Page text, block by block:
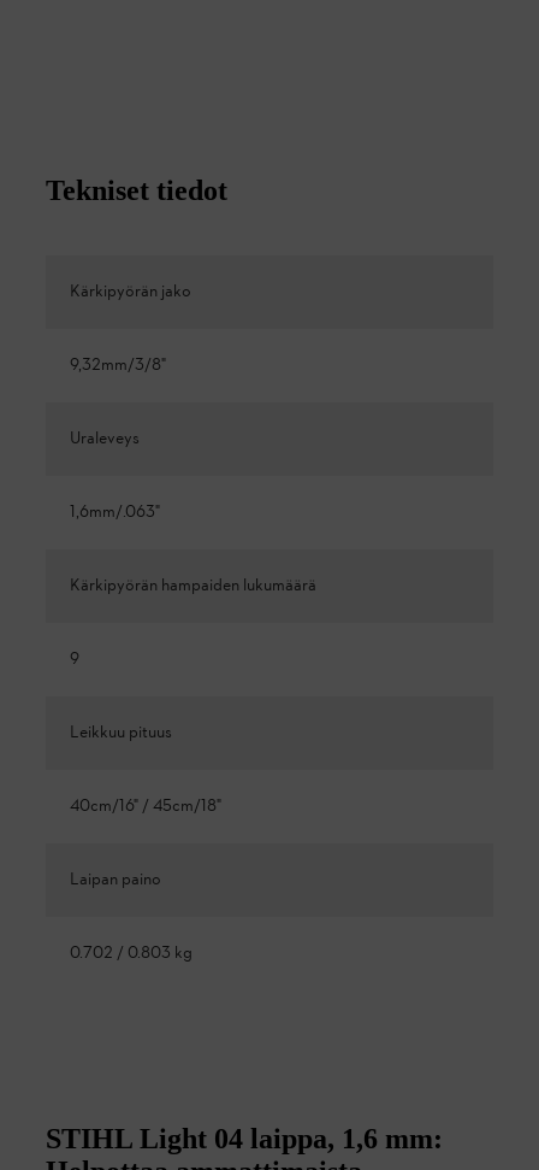
Tekniset tiedot
Kärkipyörän jako
9,32mm/3/8"
Uraleveys
1,6mm/.063"
Kärkipyörän hampaiden lukumäärä
9
Leikkuu pituus
40cm/16" / 45cm/18"
Laipan paino
0.702 / 0.803 kg
STIHL Light 04 laippa, 1,6 mm: